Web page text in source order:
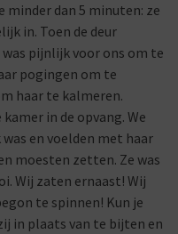
minder dan 5 minuten: ze
in. Toen de deur
pijnlijk voor ons om te
pogingen om te
haar te kalmeren.
in de opvang. We
en voelden met haar
moesten zetten. Ze was
Wij zaten ernaast! Wij
te spinnen! Kun je
in plaats van te bijten en